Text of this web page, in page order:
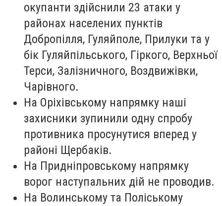
окупанти здійснили 23 атаки у
районах населених пунктів
Добропілля, Гуляйполе, Прилуки та у
бік Гуляйпільського, Гіркого, Верхньої
Терси, Залізничного, Воздвижівки,
Чарівного.
На Оріхівському напрямку наші
захисники зупинили одну спробу
противника просунутися вперед у
районі Щербаків.
На Придніпровському напрямку
ворог наступальних дій не проводив.
На Волинському та Поліському